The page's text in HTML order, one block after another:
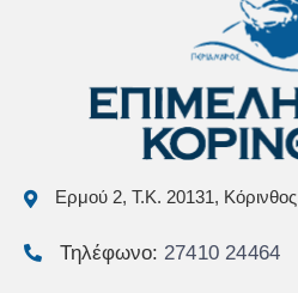
Ερμού 2, Τ.Κ. 20131, Κόρινθος
Τηλέφωνο: 27410 24464